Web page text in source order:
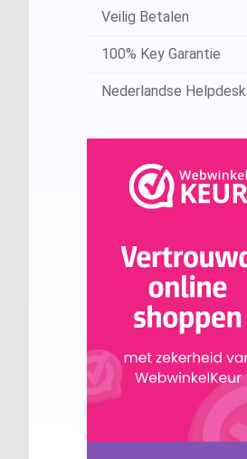
Veilig Betalen
100% Key Garantie
Nederlandse Helpdesk